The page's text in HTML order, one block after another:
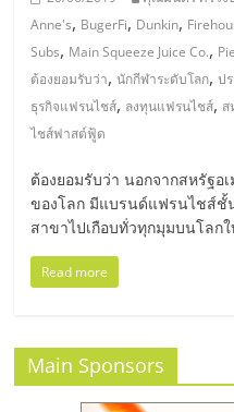
รน
ไชส์,
ศูนย์
รวม
แฟ
ไชส์
พร้อม
ทำเล
สำหรับ
เปิด
ฟรี,
บริการ
Anne's, BugerFi, Dunkin,
Subs, Main Squeeze Juice Co.,
ต้องยอมรับว่า,นักกีฬาระดับโลก,ป
ธุรกิจแฟรนไชส์, ลงทุนแฟรนไชส์, ส
ไชส์ฟาสต์ฟู้ด
ต้องยอมรับว่า นอกจากสหรัฐอ
ของโลก มีแบรนด์แฟรนไชส์ชั้
สาขาไปเกือบทั่วทุกมุมบนโลก
Read more
Main Sponsors